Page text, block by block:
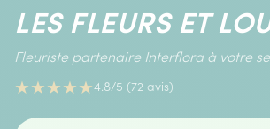
LES FLEURS ET
Fleuriste partenaire Interflora à votre
★★★★★4.8/5 (72 avis)